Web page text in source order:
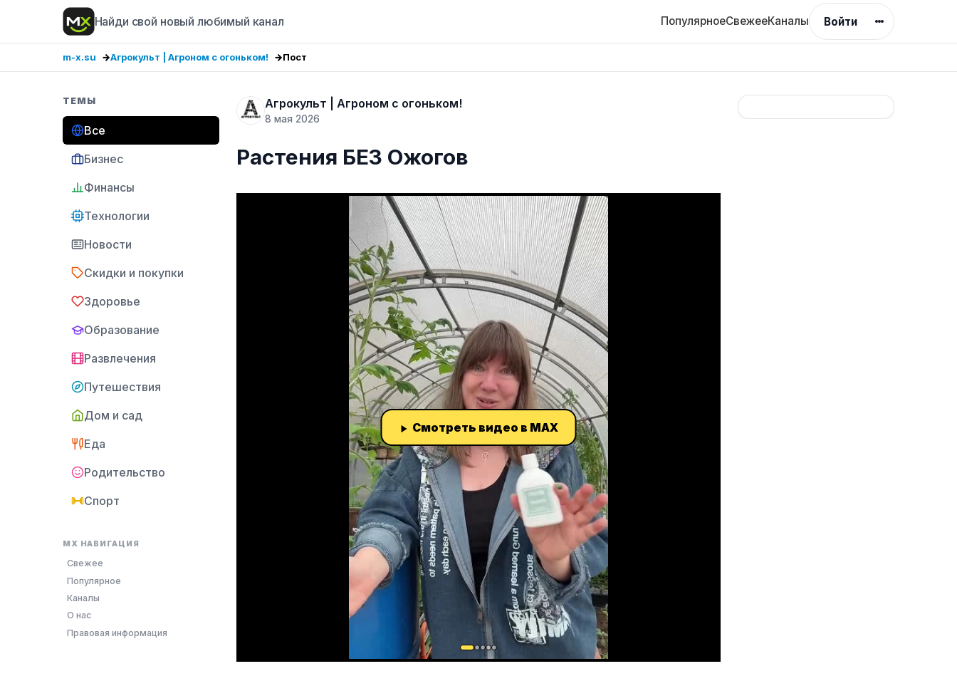
Найди свой новый любимый канал ПопулярноеСвежееКаналы Войти
m-x.su Агрокульт | Агроном с огоньком! Пост
ТЕМЫ
Все
Бизнес
Финансы
Технологии
Новости
Скидки и покупки
Здоровье
Образование
Развлечения
Путешествия
Дом и сад
Еда
Родительство
Спорт
MX НАВИГАЦИЯ
Свежее
Популярное
Каналы
О нас
Правовая информация
Агрокульт | Агроном с огоньком!
8 мая 2026
Растения БЕЗ Ожогов
Смотреть видео в MAX